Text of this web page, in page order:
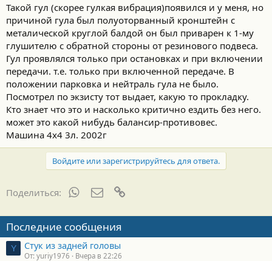
Такой гул (скорее гулкая вибрация)появился и у меня, но
причиной гула был полуоторванный кронштейн с
металической круглой балдой он был приварен к 1-му
глушителю с обратной стороны от резинового подвеса.
Гул проявлялся только при остановках и при включении
передачи. т.е. только при включенной передаче. В
положении парковка и нейтраль гула не было.
Посмотрел по экзисту тот выдает, какую то прокладку.
Кто знает что это и насколько критично ездить без него.
может это какой нибудь балансир-противовес.
Машина 4х4 3л. 2002г
Войдите или зарегистрируйтесь для ответа.
Поделиться: WhatsAppЭлектронная почта
Последние сообщения
Y Стук из задней головы
От: yuriy1976 Вчера в 22:26